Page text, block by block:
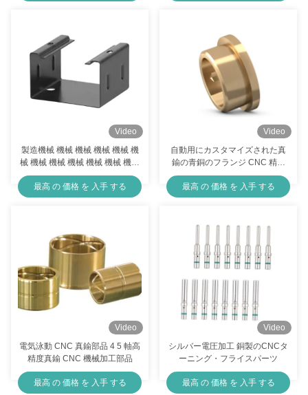
産業用 CNC 旋削フライス部品アルミニウム合金陽極酸化 CNC 機械加工部品
サンドブラストアルマイト冷間鍛造部品 精密アルミ加工部品
カスタムフライス加工部品ステンレス鋼真鍮アルミニウム機械加工金属部品
研磨 サンドブラスト CNC 旋削 フライス加工部品 精密機械加工部品
定製金属加工部品 アノイド化アルミニウム鍛造部品
Video
製造機械 機械 機械 機械 機械 機
械 機械 機械 機械 機械 機械 機械
機械 機械 機械 機械 機械 機械 機
械 機械 機械 機械 機械 機械 機械
機械 機械 機械 機械 機械 機械 機
械 機械 機械 機械 機械 機械 機械
機械 機械 機械 機械 機械 機械 機
械 機械 機械 機械 機械 機械 機械
機械 機械 機械 機械 機械 機械 機
械 機械 機械 機械 機械 機械 機械
機械 機械 機械 機械 機械 機械 機
械 機械 機械 機械 機械 機械 機械
機械 機械 機械 機械 機械 機械 機
械 機械 機械 機械 機械 機械 機械
機械 機械 機械 機械 機械 機械 機
械 機械 機械 機械 機械 機械 機械
機械 機械 機械 機械 機械 機械 機
械 機械 機械 機械 機械
最高 の 価格 を 入手 する
Video
自動用にカスタマイズされた真
鍮の青銅のフランジ CNC 精密
フライス加工サービス
最高 の 価格 を 入手 する
Video
電気泳動 CNC 真鍮部品 4 5 軸高
精度真鍮 CNC 機械加工部品
最高 の 価格 を 入手 する
Video
シルバー電圧加工 銅製のCNCタ
ーニング・フライスパーツ
最高 の 価格 を 入手 する